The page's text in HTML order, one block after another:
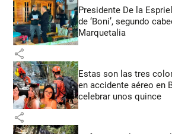
Presidente De la
de ‘Boni’, segundo
Marquetalia
share
Estas son las tres
en accidente aéreo en
celebrar unos quince
share